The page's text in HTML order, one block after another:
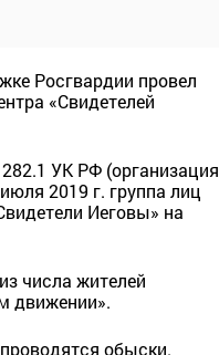
Росгвардии провел
«Свидетелей
УК РФ (организация
2019 г. группа лиц
Иеговы» на
числа жителей
движении».
обыски.